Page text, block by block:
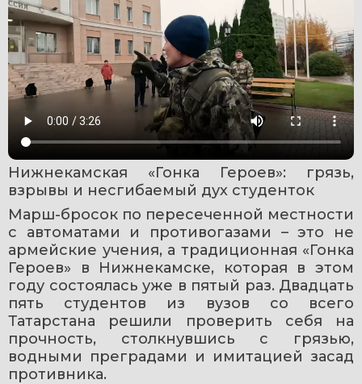
Нижнекамская «Гонка Героев»: грязь,
взрывы и несгибаемый дух студенток
Марш-бросок по пересеченной местности
с автоматами и противогазами – это не
армейские учения, а традиционная «Гонка
Героев» в Нижнекамске, которая в этом
году состоялась уже в пятый раз. Двадцать
пять студентов из вузов со всего
Татарстана решили проверить себя на
прочность, столкнувшись с грязью,
водными преградами и имитацией засад
противника.